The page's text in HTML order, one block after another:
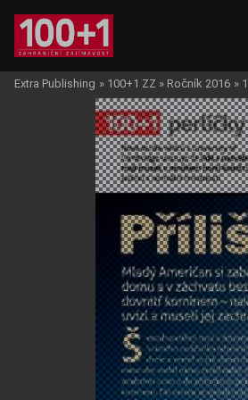
Extra Publishing » 100+1 ZZ » Ročník 2016 »